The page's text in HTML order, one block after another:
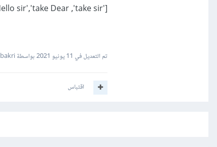
['hello Dear' ,'Hello sir','take Dear ,'take sir]
تم التعديل في 11 يونيو 2021 بواسطة Zaina Albakri
اقتباس